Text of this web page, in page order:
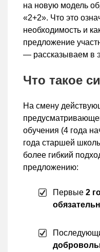
на новую модель
«2+2». Что это
необходимость и
предложение
— рассказываем в
Что такое
На смену
обучения (4 года
года старшей
более гибкий
предложению:
Первые 2